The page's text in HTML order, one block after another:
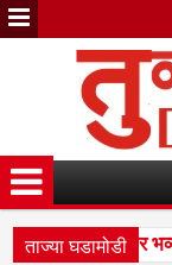
ताज्या घडामोडी
गुणवंतांचा होणार